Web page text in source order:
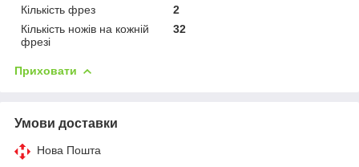
Кількість фрез
2
Кількість ножів на кожній
фрезі
32
Приховати
Умови доставки
Нова Пошта